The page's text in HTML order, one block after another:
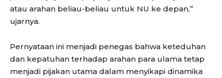
atau arahan beliau-beliau untuk NU ke depan,”
ujarnya.
Pernyataan ini menjadi penegas bahwa keteduhan
dan kepatuhan terhadap arahan para ulama tetap
menjadi pijakan utama dalam menyikapi dinamika